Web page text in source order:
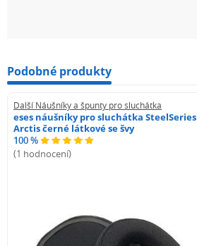
Podobné produkty
Další Náušníky a špunty pro sluchátka
eses náušníky pro sluchátka SteelSeries
Arctis černé látkové se švy
100 %
(1 hodnocení)